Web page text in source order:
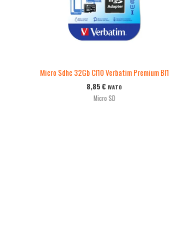
Micro Sdhc 32Gb Cl10 Verbatim Premium Bl1
8,85 € IVATO
Micro SD